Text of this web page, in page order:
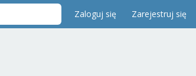
Zaloguj się Zarejestruj się